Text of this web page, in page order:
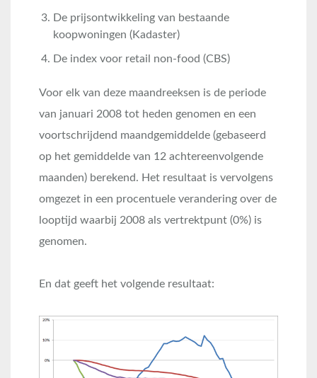
De prijsontwikkeling van bestaande
koopwoningen (Kadaster)
De index voor retail non-food (CBS)
Voor elk van deze maandreeksen is de periode
van januari 2008 tot heden genomen en een
voortschrijdend maandgemiddelde (gebaseerd
op het gemiddelde van 12 achtereenvolgende
maanden) berekend. Het resultaat is vervolgens
omgezet in een procentuele verandering over de
looptijd waarbij 2008 als vertrektpunt (0%) is
genomen.
En dat geeft het volgende resultaat: